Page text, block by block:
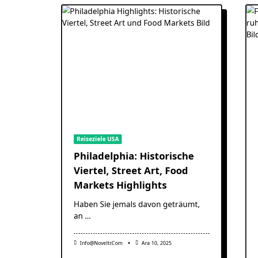
Reiseziele USA
Philadelphia: Historische
Viertel, Street Art, Food
Markets Highlights
Haben Sie jemals davon geträumt,
an ...
Info@noveltr.com Ara 10, 2025